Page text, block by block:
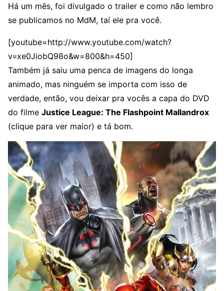
Há um mês, foi divulgado o trailer e como não lembro
se publicamos no MdM, taí ele pra você.
[youtube=http://www.youtube.com/watch?
v=xe0JiobQ98o&w=800&h=450]
Também já saiu uma penca de imagens do longa
animado, mas ninguém se importa com isso de
verdade, então, vou deixar pra vocês a capa do DVD
do filme Justice League: The Flashpoint Mallandrox
(clique para ver maior) e tá bom.